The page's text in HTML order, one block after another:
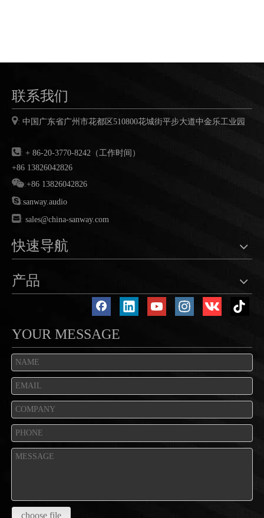
联系我们
: 中国广东省广州市花都区510800花城街平步大道中金乐工业园
: + 86-20-3770-8242（工作时间）
+86 13826042826
:+86 13826042826
:sanway.audio
: sales@china-sanway.com
快速导航
产品
YOUR MESSAGE
choose file